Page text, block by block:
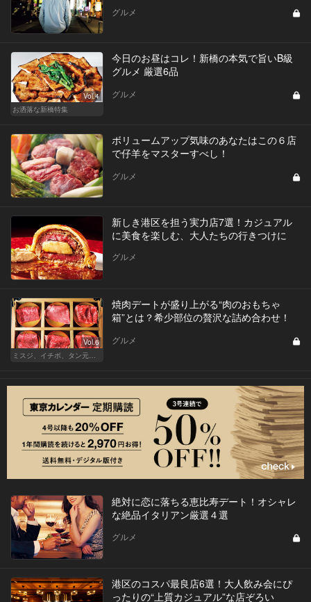
グルメ
Vol.4
お洒落な新橋特集
今日のお昼はコレ！新橋の本気で旨いB級
グルメ 厳選6品
グルメ
ボリュームアップ気味のあなたはこの６店
で仔羊をマスターすべし！
グルメ
新しき港区を担う実力店7選！カジュアル
に美食を楽しむ、大人たちの行きつけに
グルメ
Vol.6
ミスジ、イチボ、タン元…焼肉は好きな部位で店を選ぶべし！
焼肉デートが盛り上がる“肉のおもちゃ
箱”とは？希少部位の贅沢な詰め合わせ！
グルメ
絶対に恋に落ちる恵比寿デート！オシャレ
な絶品イタリアン厳選４選
グルメ
港区のコスパ最良店6選！大人飲み会にぴ
ったりの“上質カジュアル”な店ぞろい